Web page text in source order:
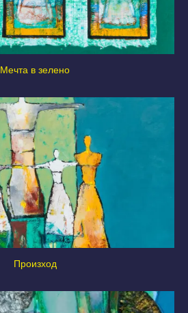
Мечта в зелено
Произход